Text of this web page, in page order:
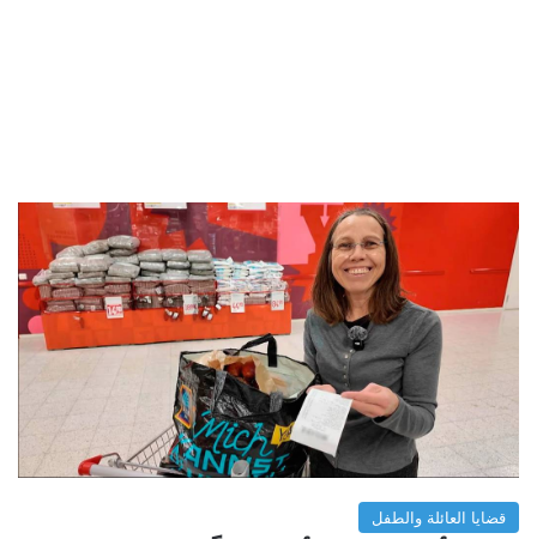
قضايا العائلة والطفل